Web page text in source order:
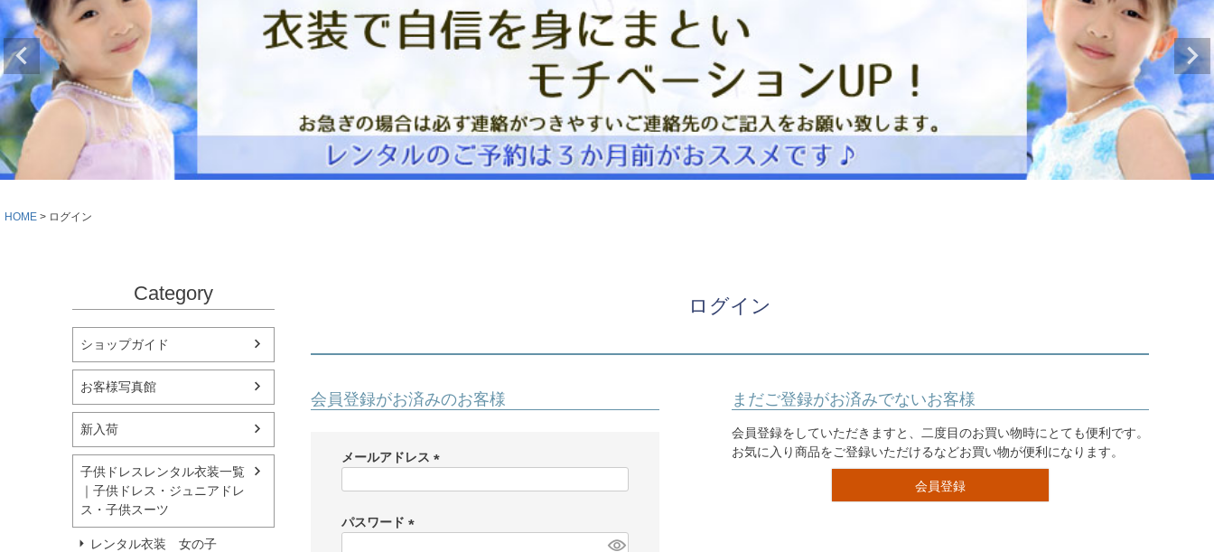
Rental レンタル
女の子ドレス
小物・アクセ パニエ
アウター
Sale販売
コスチューム アウター インナー・パニエ
アクセサリー ジュエリー 音楽雑貨
Recital & Concours
01 ショップガイド（総合案内）
レンタル・販売の入口
02 サイズの選び方
測り方と目安
Angel's Closetについて
創業2003年からの想い
04 レンタルのご案内
予約・配送・返却・料金
レンタルの流れ
06 あんしんパック
汚れ・キズ・破損の補償
08 送料・お支払い
送料・決済方法
09 お問い合わせ
電話・メール・LINE
Atelier
実店舗 つくば店
Tsukuba Boutique
〒 茨城県土浦市大町14-16-1F
営業 10:00–18:00（完全予約制）
定休 月曜日
店舗を予約する →
対応 七五三・発表会・記念撮影
Web または お電話
ヘアメイク・着付け
HOME ログイン
Category
ショップガイド
お客様写真館
新入荷
子供ドレスレンタル衣装一覧
｜子供ドレス・ジュニアドレ
ス・子供スーツ
レンタル衣装 女の子
ログイン
会員登録がお済みのお客様
メールアドレス
)
パスワード
まだご登録がお済みでないお客様
会員登録をしていただきますと、二度目のお買い物時にとても便利です。
お気に入り商品をご登録いただけるなどお買い物が便利になります。
会員登録